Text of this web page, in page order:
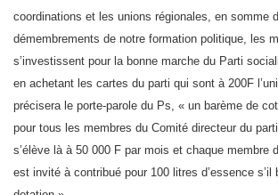
coordinations et les unions régionales, en somme
démembrements de notre formation politique, les
s’investissent pour la bonne marche du Parti
en achetant les cartes du parti qui sont à 200F
précisera le porte-parole du Ps, « un barème de
pour tous les membres du Comité directeur du
s’élève là à 50 000 F par mois et chaque membre
est invité à contribué pour 100 litres d’essence s’il